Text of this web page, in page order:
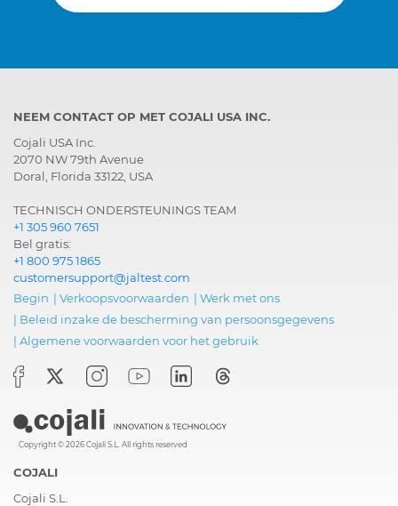
NEEM CONTACT OP MET COJALI USA INC.
Cojali USA Inc.
2070 NW 79th Avenue
Doral, Florida 33122, USA
TECHNISCH ONDERSTEUNINGS TEAM
+1 305 960 7651
Bel gratis:
+1 800 975 1865
customersupport@jaltest.com
Begin | Verkoopsvoorwaarden | Werk met ons
| Beleid inzake de bescherming van persoonsgegevens
| Algemene voorwaarden voor het gebruik
Copyright © 2026 Cojali S.L. All rights reserved
COJALI
Cojali S.L.